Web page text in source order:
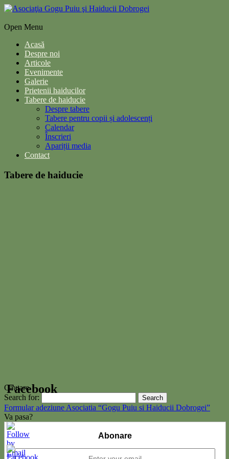
Open Menu
Acasă
Despre noi
Articole
Evenimente
Galerie
Prietenii haiducilor
Tabere de haiducie
Despre tabere
Tabere pentru copii și adolescenți
Calendar
Înscrieri
Apariții media
Contact
Tabere de haiducie
Cautare
Search for:
Formular adeziune Asociatia “Gogu Puiu si Haiducii Dobrogei”
Va pasa?
Abonare
Facebook
Get the Facebook Likebox Slider Pro for WordPress